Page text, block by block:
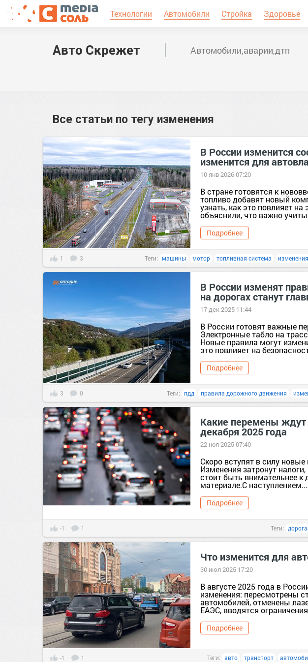
Технологии Автомобили Стройка Здоровье
Авто Скрежет Автомобили,аварии,дтп
Все статьи по тегу изменения
В России изменится
изменится для
10 янв 2026 07:20
В стране готовятся к
топливо добавят новый
узнать, как это повлияет
объяснили, что важно
Подробнее
1 3 Теги: машины мотор топливная система изменения
В России изменят
на дорогах станут
17 дек 2025 11:44
В России готовят важные
Электронные табло на
Новые правила могут
это повлияет на
Подробнее
3 0 Теги: пдд правила дорожного движения
Какие перемены ждут
декабря 2025 года
22 ноя 2025 07:40
Скоро вступят в силу
Изменения затронут
стоит быть внимательнее
материале.С наступлением...
Подробнее
-1 1 Теги: дорога
Что изменится для
30 июл 2025 17:20
В августе 2025 года в
изменения: пересмотрены
автомобилей, отменены
ЕАЭС, вводятся
Подробнее
-1 1 Теги: авто транспорт